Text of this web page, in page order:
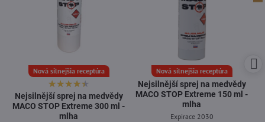
Nová silnejšia receptúra
Nejsilnější sprej na medvědy
MACO STOP Extreme 300 ml -
mlha
Nová silnejšia receptúra
Nejsilnější sprej na medvědy
MACO STOP Extreme 150 ml -
mlha
Expirace 2030